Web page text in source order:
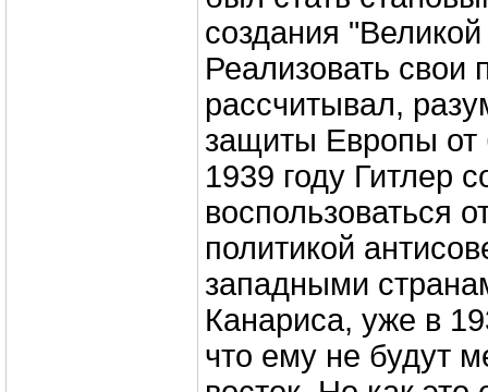
создания
Реализовать свои
рассчитывал,
защиты Европы
1939 году Гитлер
воспользоваться
политикой
западными
Канариса, уже в
что ему не будут